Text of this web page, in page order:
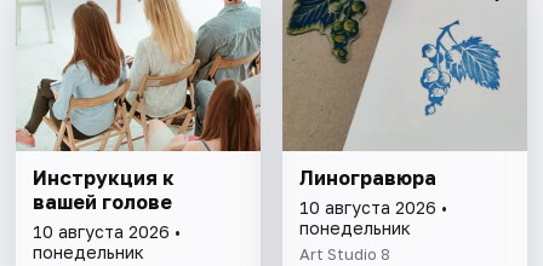
Инструкция к
вашей голове
10 августа 2026 •
понедельник
Линогравюра
10 августа 2026 •
понедельник
Art Studio 8